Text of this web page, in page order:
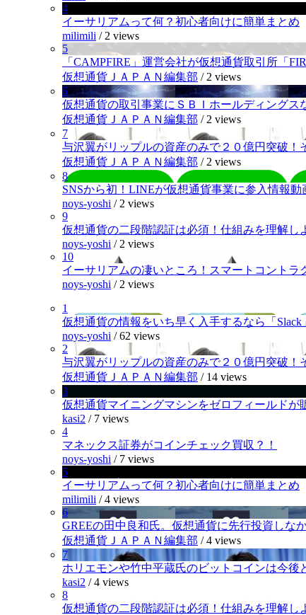
4
イーサリアムって何？初心者向けに簡単まとめ
milimili / 2 views
5
「CAMPFIRE」運営会社が仮想通貨取引所「
仮想通貨ＪＡＰＡＮ編集部 / 2 views
6
仮想通貨の取引事業にＳＢＩホールディングス
仮想通貨ＪＡＰＡＮ編集部 / 2 views
7
与沢翼がリップルの資産のみで２０億円突破！
仮想通貨ＪＡＰＡＮ編集部 / 2 views
8
SNSから初！LINEが仮想通貨事業に参入情報動
noys-yoshi / 2 views
9
仮想通貨の二段階認証は必須！仕組みを理解し
noys-yoshi / 2 views
10
イーサリアムの凄いところ！スマートコントラ
noys-yoshi / 2 views
1
仮想通貨の情報をいち早く入手するなら「Slack
noys-yoshi /62 views
2
与沢翼がリップルの資産のみで２０億円突破！
仮想通貨ＪＡＰＡＮ編集部 / 14 views
3
仮想通貨マイニングマシンをゼロフィールドが
kasi2 / 7 views
4
マネックス証券がコインチェック買収？！
noys-yoshi / 7 views
5
イーサリアムって何？初心者向けに簡単まとめ
milimili /4 views
6
GREEの田中良和氏。仮想通貨に先行投資しな
仮想通貨ＪＡＰＡＮ編集部 /4 views
7
ホリエモンや竹中平蔵氏のビットコインは今後
kasi2 /4 views
8
仮想通貨の二段階認証は必須！仕組みを理解し